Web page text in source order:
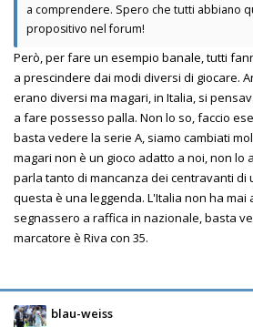
a comprendere. Spero che tutti abbiano
propositivo nel forum!
Però, per fare un esempio banale, tutti
a prescindere dai modi diversi di giocare.
erano diversi ma magari, in Italia, si
a fare possesso palla. Non lo so, faccio
basta vedere la serie A, siamo cambiati
magari non è un gioco adatto a noi, non lo
parla tanto di mancanza dei centravanti di
questa è una leggenda. L'Italia non ha mai
segnassero a raffica in nazionale, basta
marcatore è Riva con 35.
blau-weiss